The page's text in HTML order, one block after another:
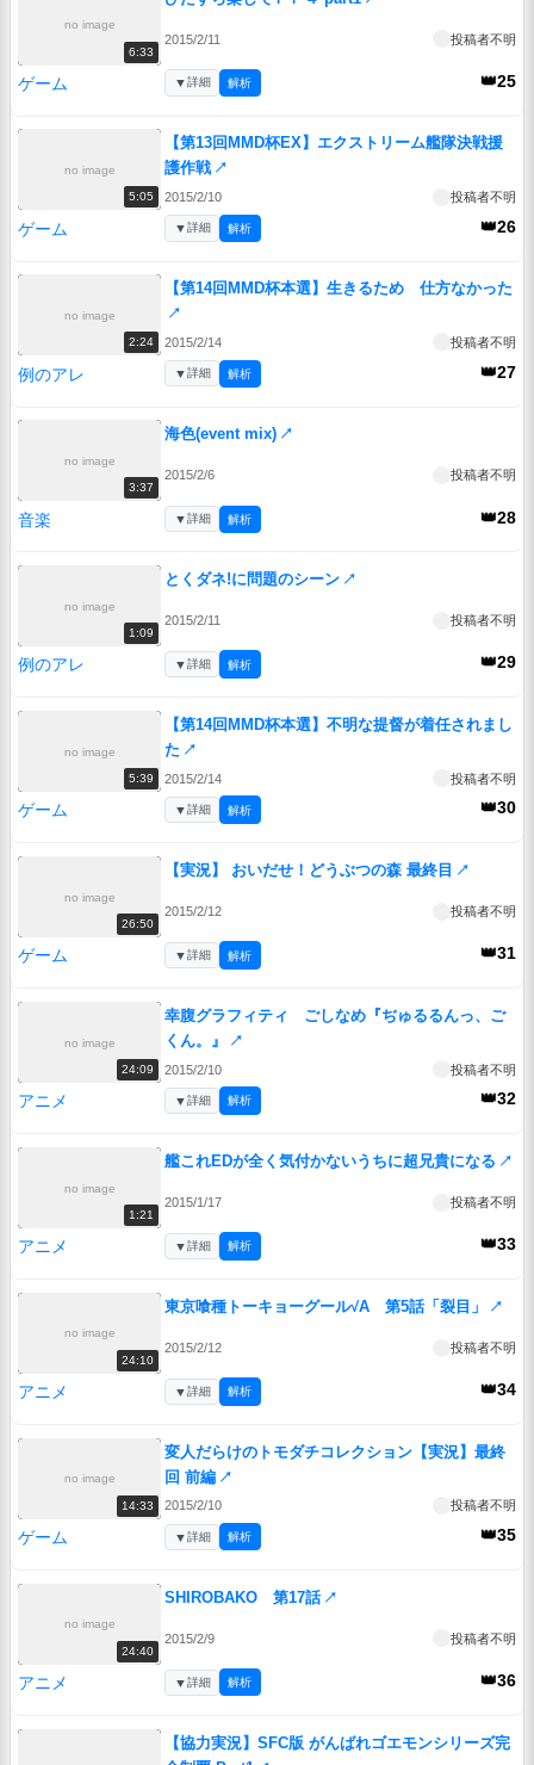
no image
6:33
2015/2/11 投稿者不明
ゲーム 👑25
▼詳細 解析
no image
5:05
【第13回MMD杯EX】エクストリーム艦隊決戦援
護作戦 ↗
2015/2/10 投稿者不明
ゲーム 👑26
▼詳細 解析
no image
2:24
【第14回MMD杯本選】生きるため 仕方なかった
↗
2015/2/14 投稿者不明
例のアレ 👑27
▼詳細 解析
no image
3:37
海色(event mix) ↗
2015/2/6 投稿者不明
音楽 👑28
▼詳細 解析
no image
1:09
とくダネ!に問題のシーン ↗
2015/2/11 投稿者不明
例のアレ 👑29
▼詳細 解析
no image
5:39
【第14回MMD杯本選】不明な提督が着任されまし
た ↗
2015/2/14 投稿者不明
ゲーム 👑30
▼詳細 解析
no image
26:50
【実況】 おいだせ！どうぶつの森 最終目 ↗
2015/2/12 投稿者不明
ゲーム 👑31
▼詳細 解析
no image
24:09
幸腹グラフィティ ごしなめ『ぢゅるるんっ、ご
くん。』
↗
2015/2/10 投稿者不明
アニメ 👑32
▼詳細 解析
no image
1:21
艦これEDが全く気付かないうちに超兄貴になる ↗
2015/1/17 投稿者不明
アニメ 👑33
▼詳細 解析
no image
24:10
東京喰種トーキョーグール√A 第5話「裂目」 ↗
2015/2/12 投稿者不明
アニメ 👑34
▼詳細 解析
no image
14:33
変人だらけのトモダチコレクション【実況】最終
回 前編 ↗
2015/2/10 投稿者不明
ゲーム 👑35
▼詳細 解析
no image
24:40
SHIROBAKO 第17話 ↗
2015/2/9 投稿者不明
アニメ 👑36
▼詳細 解析
【協力実況】SFC版 がんばれゴエモンシリーズ完